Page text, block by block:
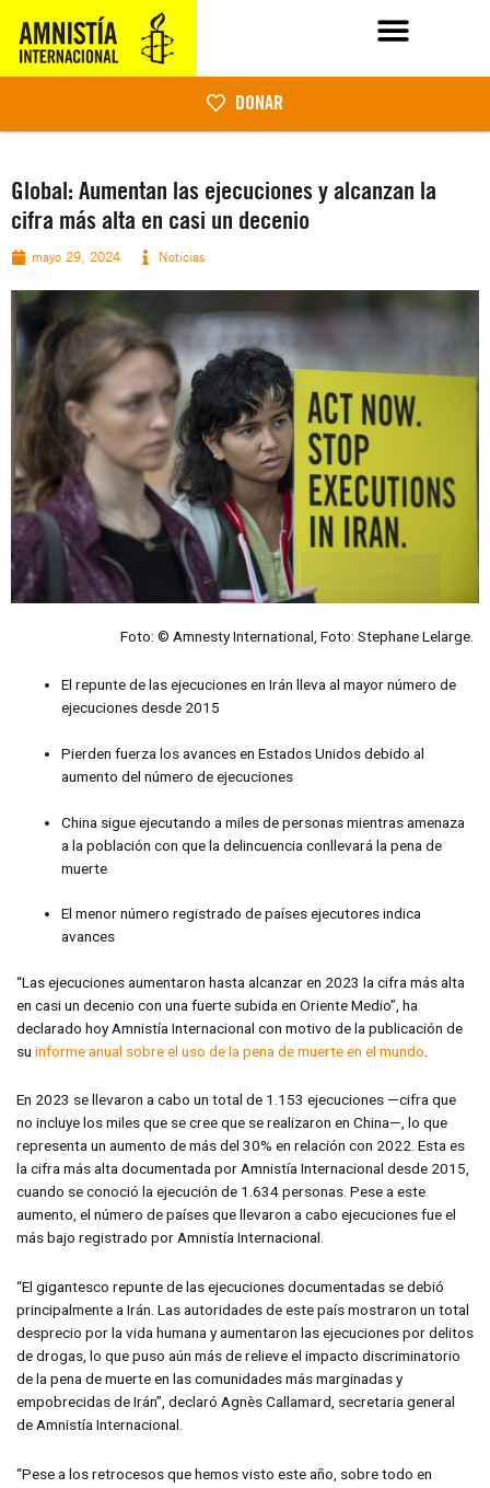
DONAR
Global: Aumentan las ejecuciones y alcanzan la
cifra más alta en casi un decenio
mayo 29, 2024 Noticias
Foto: © Amnesty International, Foto: Stephane Lelarge.
El repunte de las ejecuciones en Irán lleva al mayor número de
ejecuciones desde 2015
Pierden fuerza los avances en Estados Unidos debido al
aumento del número de ejecuciones
China sigue ejecutando a miles de personas mientras amenaza
a la población con que la delincuencia conllevará la pena de
muerte
El menor número registrado de países ejecutores indica
avances
“Las ejecuciones aumentaron hasta alcanzar en 2023 la cifra más alta
en casi un decenio con una fuerte subida en Oriente Medio”, ha
declarado hoy Amnistía Internacional con motivo de la publicación de
su informe anual sobre el uso de la pena de muerte en el mundo
En 2023 se llevaron a cabo un total de 1.153 ejecuciones —cifra que
no incluye los miles que se cree que se realizaron en China—, lo que
representa un aumento de más del 30% en relación con 2022. Esta es
la cifra más alta documentada por Amnistía Internacional desde 2015,
cuando se conoció la ejecución de 1.634 personas. Pese a este
aumento, el número de países que llevaron a cabo ejecuciones fue el
más bajo registrado por Amnistía Internacional.
“El gigantesco repunte de las ejecuciones documentadas se debió
principalmente a Irán. Las autoridades de este país mostraron un total
desprecio por la vida humana y aumentaron las ejecuciones por delitos
de drogas, lo que puso aún más de relieve el impacto discriminatorio
de la pena de muerte en las comunidades más marginadas y
empobrecidas de Irán”, declaró Agnès Callamard, secretaria general
de Amnistía Internacional.
“Pese a los retrocesos que hemos visto este año, sobre todo en